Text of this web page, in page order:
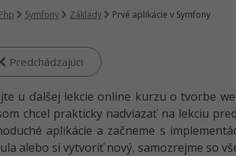
Php Symfony Základy Prvé aplikácie v Symfony
Predchádzajúci
u ďalšej lekcie online kurzu o tvorbe
chcel prakticky nadviazať na lekciu
aplikácie a začneme s
alebo si vytvoriť nový, samozrejme so